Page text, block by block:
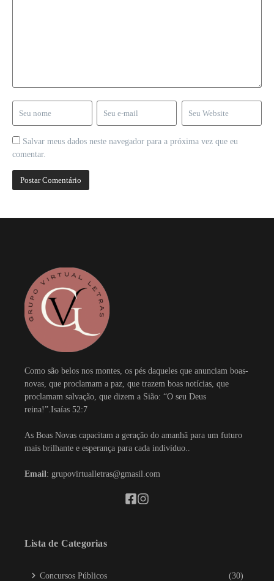
Salvar meus dados neste navegador para a próxima vez que eu
comentar.
Como são belos nos montes, os pés daqueles que anunciam boas-
novas, que proclamam a paz, que trazem boas notícias, que
proclamam salvação, que dizem a Sião: “O seu Deus
reina!”.Isaías 52:7
As Boas Novas capacitam a geração do amanhã para um futuro
mais brilhante e esperança para cada indivíduo..
Email : grupovirtualletras@gmasil.com
Lista de Categorias
Concursos Públicos (30)